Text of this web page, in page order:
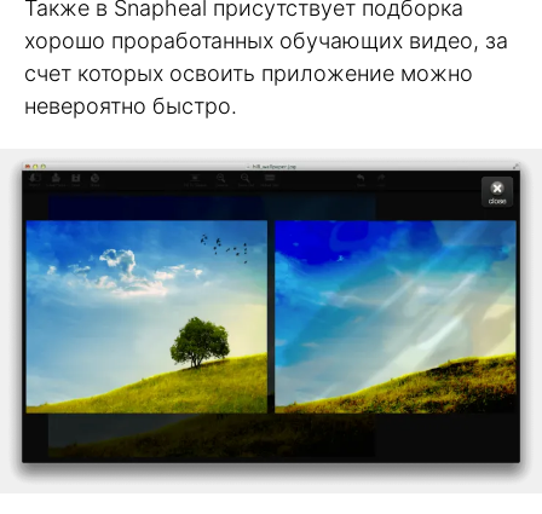
Также в Snapheal присутствует подборка
хорошо проработанных обучающих видео, за
счет которых освоить приложение можно
невероятно быстро.